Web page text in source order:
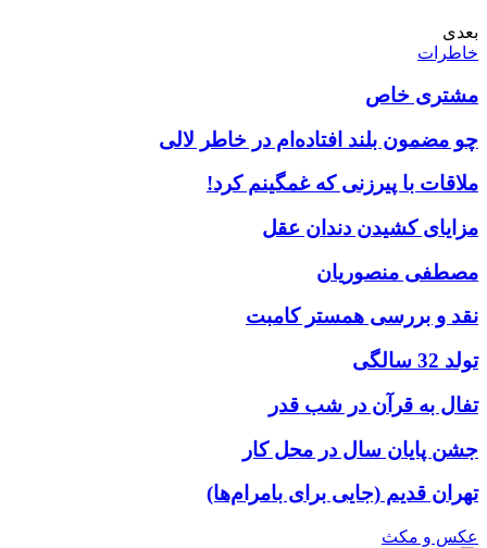
بعدی
خاطرات
مشتری خاص
چو مضمون بلند افتاده‌ام در خاطر لالی
ملاقات با پیرزنی که غمگینم کرد!
مزایای کشیدن دندان عقل
مصطفی منصوریان
نقد و بررسی همستر کامبت
تولد 32 سالگی
تفال به قرآن در شب قدر
جشن پایان سال در محل کار
تهران قدیم (جایی برای بامرام‌ها)
عکس و مکث